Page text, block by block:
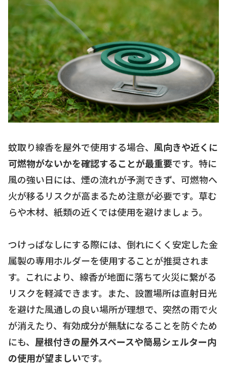
蚊取り線香を屋外で使用する場合、 風向きや近くに
可燃物がないかを確認することが最重要です。特に
風の強い日には、煙の流れが予測できず、可燃物へ
火が移るリスクが高まるため注意が必要です。草む
らや木材、紙類の近くでは使用を避けましょう。
つけっぱなしにする際には、倒れにくく安定した金
属製の専用ホルダーを使用することが推奨されま
す。これにより、線香が地面に落ちて火災に繋がる
リスクを軽減できます。また、設置場所は直射日光
を避けた風通しの良い場所が理想で、突然の雨で火
が消えたり、有効成分が無駄になることを防ぐため
にも、 屋根付きの屋外スペースや簡易シェルター内
の使用が望ましいです。